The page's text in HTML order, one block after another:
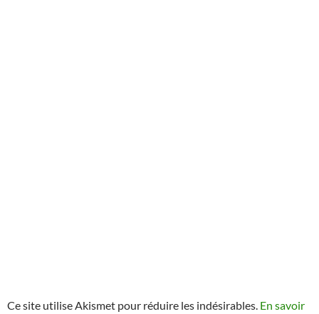
Ce site utilise Akismet pour réduire les indésirables. En savoir